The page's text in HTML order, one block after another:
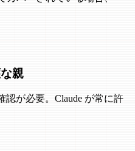
親
認が必要。Claude が常に許